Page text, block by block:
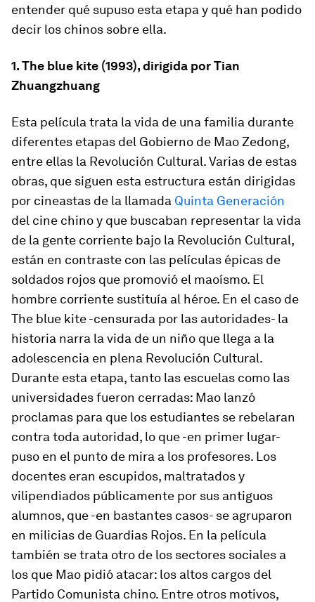
entender qué supuso esta etapa y qué han podido
decir los chinos sobre ella.
1. The blue kite (1993), dirigida por Tian
Zhuangzhuang
Esta película trata la vida de una familia durante
diferentes etapas del Gobierno de Mao Zedong,
entre ellas la Revolución Cultural. Varias de estas
obras, que siguen esta estructura están dirigidas
por cineastas de la llamada Quinta Generación
del cine chino y que buscaban representar la vida
de la gente corriente bajo la Revolución Cultural,
están en contraste con las películas épicas de
soldados rojos que promovió el maoísmo. El
hombre corriente sustituía al héroe. En el caso de
The blue kite-censurada por las autoridades- la
historia narra la vida de un niño que llega a la
adolescencia en plena Revolución Cultural.
Durante esta etapa, tanto las escuelas como las
universidades fueron cerradas: Mao lanzó
proclamas para que los estudiantes se rebelaran
contra toda autoridad, lo que -en primer lugar-
puso en el punto de mira a los profesores. Los
docentes eran escupidos, maltratados y
vilipendiados públicamente por sus antiguos
alumnos, que -en bastantes casos- se agruparon
en milicias de Guardias Rojos. En la película
también se trata otro de los sectores sociales a
los que Mao pidió atacar: los altos cargos del
Partido Comunista chino. Entre otros motivos,